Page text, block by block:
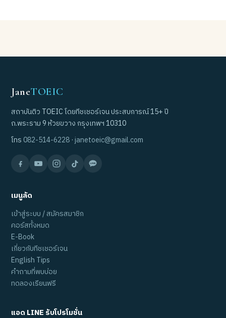
JaneTOEIC
สถาบันติว TOEIC โดยทีชเชอร์เจน ประสบการณ์ 15+ ปี
ถ.พระราม 9 ห้วยขวาง กรุงเทพฯ 10310
โทร 082-514-6228 ·janetoeic@gmail.com
เมนูลัด
เข้าสู่ระบบ / สมัครสมาชิก
คอร์สทั้งหมด
E-Book
เกี่ยวกับทีชเชอร์เจน
English Tips
คำถามที่พบบ่อย
ทดลองเรียนฟรี
แอด LINE รับโปรโมชั่น